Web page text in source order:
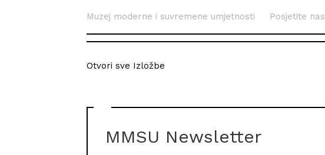
Muzej moderne i suvremene umjetnosti Posjetite nas
Otvori sve Izložbe
MMSU Newsletter